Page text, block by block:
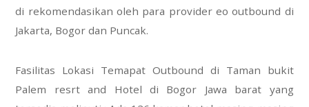
di rekomendasikan oleh para provider eo outbound di
Jakarta, Bogor dan Puncak.
Fasilitas Lokasi Temapat Outbound di Taman bukit
Palem resrt and Hotel di Bogor Jawa barat yang